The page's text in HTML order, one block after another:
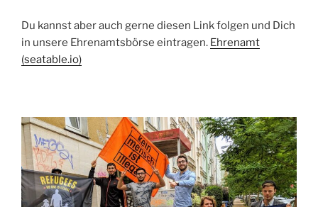
Du kannst aber auch gerne diesen Link folgen und Dich
in unsere Ehrenamtsbörse eintragen. Ehrenamt
(seatable.io)